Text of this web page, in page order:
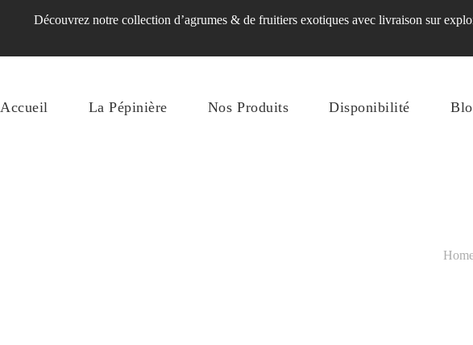
Découvrez notre collection d’agrumes & de fruitiers exotiques avec livraison sur
Accueil La Pépinière Nos Produits Disponibilité